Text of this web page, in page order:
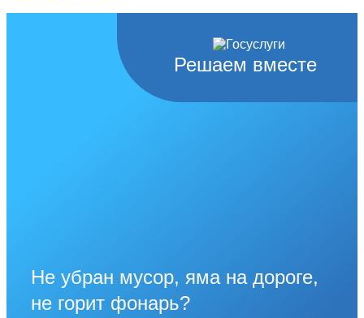
Решаем вместе
Не убран мусор, яма на дороге,
не горит фонарь?